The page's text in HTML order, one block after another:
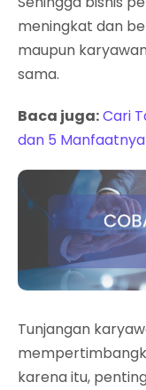
meningkat dan
maupun
sama.
Baca juga:Cari
dan 5 Manfaatnya
Tunjangan
karena itu,